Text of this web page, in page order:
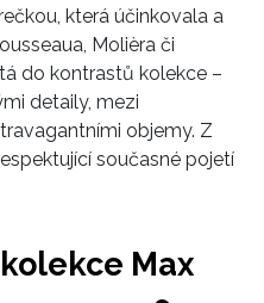
která účinkovala a
Molièra či
do kontrastů kolekce –
detaily, mezi
objemy. Z
současné pojetí
Max